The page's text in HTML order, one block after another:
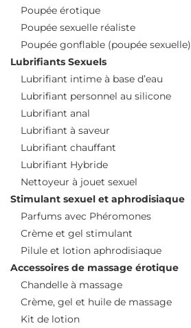
Poupée érotique
Poupée sexuelle réaliste
Poupée gonflable (poupée sexuelle)
Lubrifiants Sexuels
Lubrifiant intime à base d’eau
Lubrifiant personnel au silicone
Lubrifiant anal
Lubrifiant à saveur
Lubrifiant chauffant
Lubrifiant Hybride
Nettoyeur à jouet sexuel
Stimulant sexuel et aphrodisiaque
Parfums avec Phéromones
Crème et gel stimulant
Pilule et lotion aphrodisiaque
Accessoires de massage érotique
Chandelle à massage
Crème, gel et huile de massage
Kit de lotion